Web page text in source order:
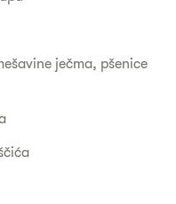
ječma, pšenice